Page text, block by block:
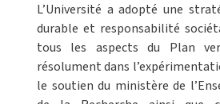
L’Université a adopté une
durable et responsabilité
tous les aspects du Plan
résolument dans
le soutien du ministère de